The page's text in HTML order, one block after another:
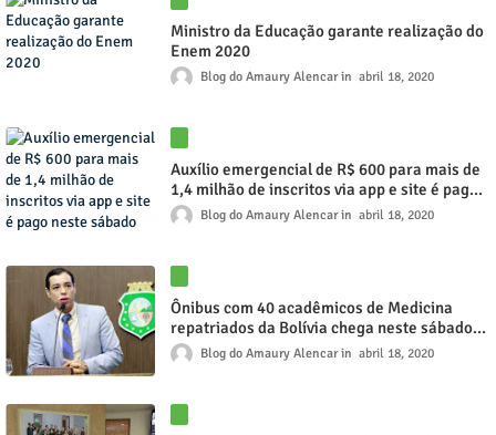
Ministro da Educação garante realização do
Enem 2020
Blog do Amaury Alencar abril 18, 2020
Auxílio emergencial de R$ 600 para mais de
1,4 milhão de inscritos via app e site é pago
neste sábado
Blog do Amaury Alencar abril 18, 2020
Ônibus com 40 acadêmicos de Medicina
repatriados da Bolívia chega neste sábado
(18) a Juazeiro do Norte
Blog do Amaury Alencar abril 18, 2020